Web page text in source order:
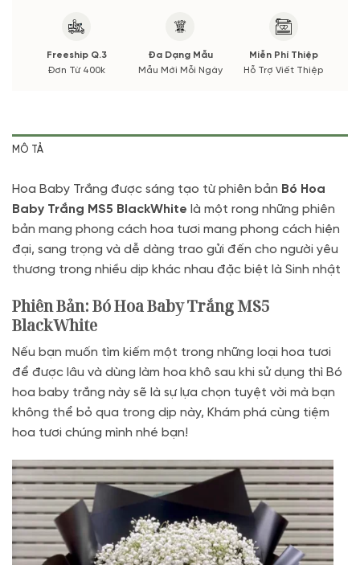
Freeship Q.3
Đơn Từ 400k
Đa Dạng Mẫu
Mẫu Mới Mỗi Ngày
Miễn Phí Thiệp
Hỗ Trợ Viết Thiệp
MÔ TẢ
Hoa Baby Trắng được sáng tạo từ phiên bản Bó Hoa
Baby Trắng MS5 BlackWhite là một rong những phiên
bản mang phong cách hoa tươi mang phong cách hiện
đại, sang trọng và dễ dàng trao gửi đến cho người yêu
thương trong nhiều dịp khác nhau đặc biệt là Sinh nhật
Phiên Bản: Bó Hoa Baby Trắng MS5
BlackWhite
Nếu bạn muốn tìm kiếm một trong những loại hoa tươi
để được lâu và dùng làm hoa khô sau khi sử dụng thì Bó
hoa baby trắng này sẽ là sự lựa chọn tuyệt vời mà bạn
không thể bỏ qua trong dịp này, Khám phá cùng tiệm
hoa tươi chúng mình nhé bạn!